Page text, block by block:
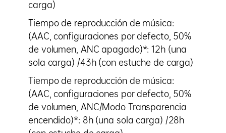
carga)
Tiempo de reproducción de música:
(AAC, configuraciones por defecto, 50%
de volumen, ANC apagado)*: 12h (una
sola carga) /43h (con estuche de carga)
Tiempo de reproducción de música:
(AAC, configuraciones por defecto, 50%
de volumen, ANC/Modo Transparencia
encendido)*: 8h (una sola carga) /28h